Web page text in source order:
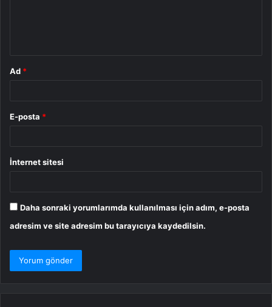
Ad *
E-posta *
İnternet sitesi
Daha sonraki yorumlarımda kullanılması için adım, e-posta
adresim ve site adresim bu tarayıcıya kaydedilsin.